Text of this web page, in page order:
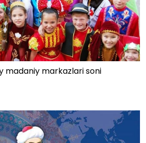
madaniy markazlari soni